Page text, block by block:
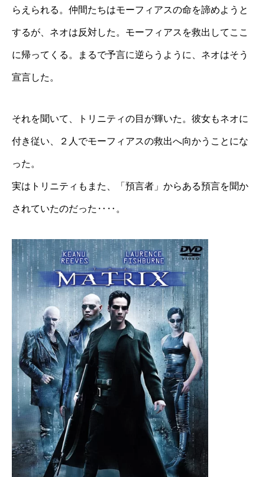
らえられる。仲間たちはモーフィアスの命を諦めようと
するが、ネオは反対した。モーフィアスを救出してここ
に帰ってくる。まるで予言に逆らうように、ネオはそう
宣言した。
それを聞いて、トリニティの目が輝いた。彼女もネオに
付き従い、２人でモーフィアスの救出へ向かうことにな
った。
実はトリニティもまた、「預言者」からある預言を聞か
されていたのだった‥‥。